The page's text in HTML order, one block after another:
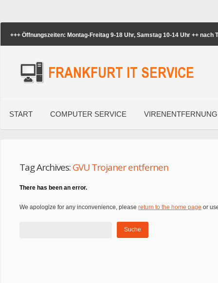
+++ Öffnungszeiten: Montag-Freitag 9-18 Uhr, Samstag 10-14 Uhr ++ nach
START COMPUTER SERVICE VIRENENTFERNUNG
Tag Archives:GVU Trojaner entfernen
There has been an error.
We apologize for any inconvenience, please return to the home page or